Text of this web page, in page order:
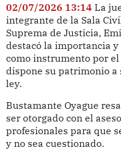
02/07/2026 13:14 La
integrante de la Sala
Suprema de Justicia,
destacó la importancia
como instrumento por
dispone su patrimonio a
ley.
Bustamante Oyague
ser otorgado con el
profesionales para que
y no sea cuestionado.